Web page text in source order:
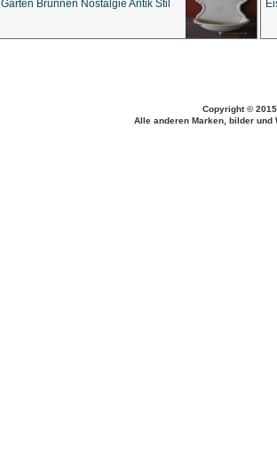
Garten Brunnen Nostalgie Antik Stil
Copyright ©
Alle anderen Marken, bilder und